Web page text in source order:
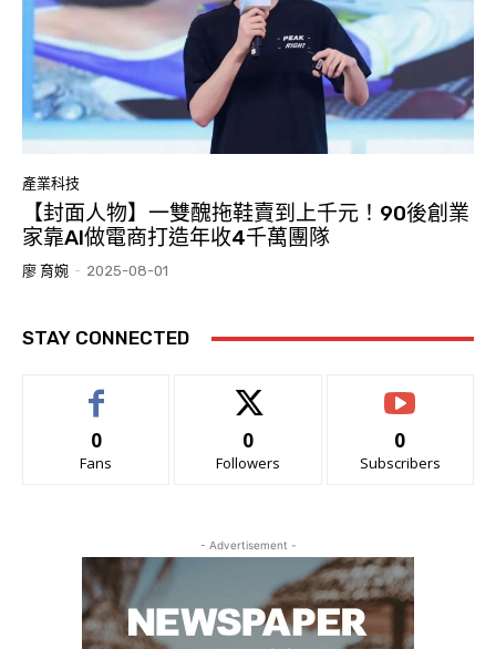
產業科技
【封面人物】一雙醜拖鞋賣到上千元！90後創業
家靠AI做電商打造年收4千萬團隊
廖 育婉 - 2025-08-01
STAY CONNECTED
0
Fans
0
Followers
0
Subscribers
- Advertisement -